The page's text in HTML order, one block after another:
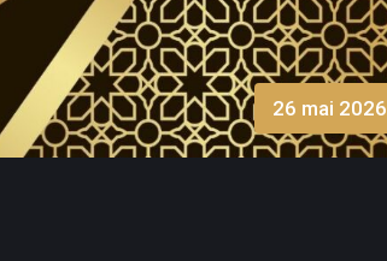
26 mai 2026